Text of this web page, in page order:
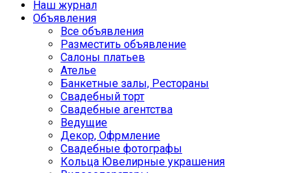
Наш журнал
Объявления
Все объявления
Разместить объявление
Салоны платьев
Ателье
Банкетные залы, Рестораны
Свадебный торт
Свадебные агентства
Ведущие
Декор, Офрмление
Свадебные фотографы
Кольца Ювелирные украшения